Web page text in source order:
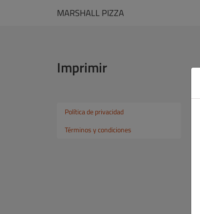
MARSHALL PIZZA
Imprimir
Política de privacidad
Términos y condiciones